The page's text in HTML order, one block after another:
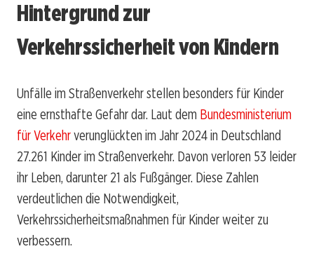
Hintergrund zur
Verkehrssicherheit von Kindern
Unfälle im Straßenverkehr stellen besonders für Kinder
eine ernsthafte Gefahr dar. Laut dem Bundesministerium
für Verkehrverunglückten im Jahr 2024 in Deutschland
27.261 Kinder im Straßenverkehr. Davon verloren 53 leider
ihr Leben, darunter 21 als Fußgänger. Diese Zahlen
verdeutlichen die Notwendigkeit,
Verkehrssicherheitsmaßnahmen für Kinder weiter zu
verbessern.